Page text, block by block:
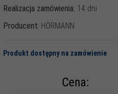
Realizacja zamówienia: 14 dni
Producent: HÖRMANN
Produkt dostępny na zamówienie
Cena: